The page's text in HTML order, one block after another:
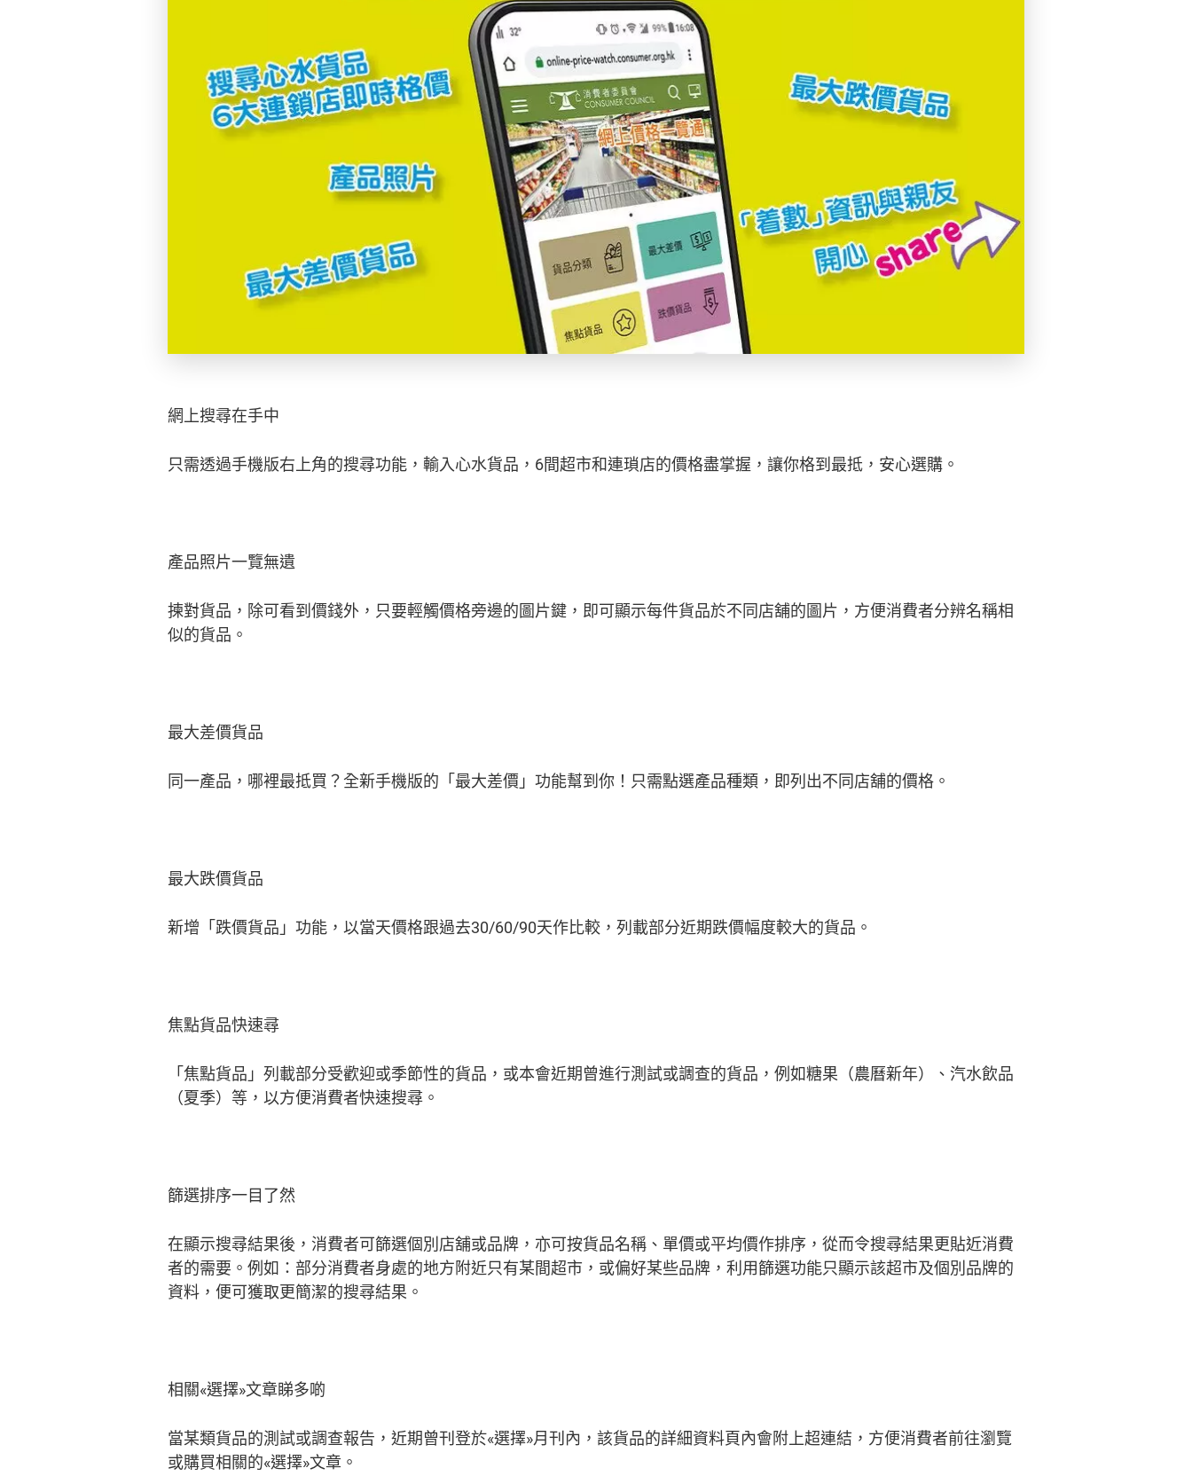
網上搜尋在手中
只需透過手機版右上角的搜尋功能，輸入心水貨品，6間超市和連瑣店的價格盡掌握，讓你格到最抵，安心選購。
產品照片一覽無遺
揀對貨品，除可看到價錢外，只要輕觸價格旁邊的圖片鍵，即可顯示每件貨品於不同店舖的圖片，方便消費者分辨名稱相
似的貨品。
最大差價貨品
同一產品，哪裡最抵買？全新手機版的「最大差價」功能幫到你！只需點選產品種類，即列出不同店舖的價格。
最大跌價貨品
新增「跌價貨品」功能，以當天價格跟過去30/60/90天作比較，列載部分近期跌價幅度較大的貨品。
焦點貨品快速尋
「焦點貨品」列載部分受歡迎或季節性的貨品，或本會近期曾進行測試或調查的貨品，例如糖果（農曆新年）、汽水飲品
（夏季）等，以方便消費者快速搜尋。
篩選排序一目了然
在顯示搜尋結果後，消費者可篩選個別店舖或品牌，亦可按貨品名稱、單價或平均價作排序，從而令搜尋結果更貼近消費
者的需要。例如：部分消費者身處的地方附近只有某間超市，或偏好某些品牌，利用篩選功能只顯示該超市及個別品牌的
資料，便可獲取更簡潔的搜尋結果。
相關«選擇»文章睇多啲
當某類貨品的測試或調查報告，近期曾刊登於«選擇»月刊內，該貨品的詳細資料頁內會附上超連結，方便消費者前往瀏覽
或購買相關的«選擇»文章。